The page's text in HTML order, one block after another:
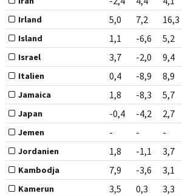
Irland 5,0 7,2 16,3
Island 1,1 -6,6 5,2
Israel 3,7 -2,0 9,4
Italien 0,4 -8,9 8,9
Jamaica 1,8 -8,3 5,7
Japan -0,4 -4,2 2,7
Jemen - - -
Jordanien 1,8 -1,1 3,7
Kambodja 7,9 -3,6 3,1
Kamerun 3,5 0,3 3,3